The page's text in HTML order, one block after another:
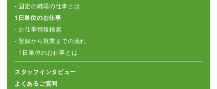
- 固定の職場の仕事とは
1日単位のお仕事
- お仕事情報検索
- 登録から就業までの流れ
- 1日単位のお仕事とは
スタッフインタビュー
よくあるご質問